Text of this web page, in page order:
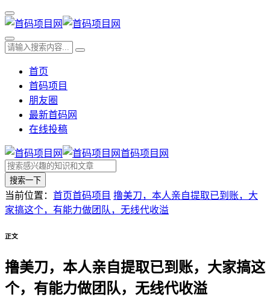
首页
首码项目
朋友圈
最新首码网
在线投稿
首码项目网
搜索一下
当前位置： 首页首码项目 撸美刀，本人亲自提取已到账，大
家搞这个，有能力做团队，无线代收溢
正文
撸美刀，本人亲自提取已到账，大家搞这
个，有能力做团队，无线代收溢